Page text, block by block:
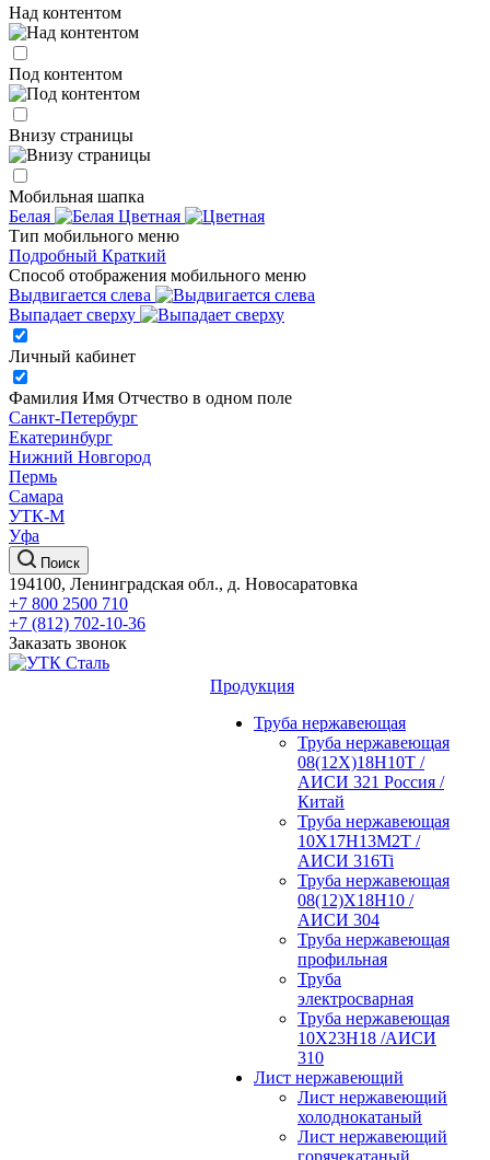
Над контентом
Под контентом
Внизу страницы
Мобильная шапка
Белая
Цветная
Тип мобильного меню
Подробный Краткий
Способ отображения мобильного меню
Выдвигается слева
Выпадает сверху
Личный кабинет
Фамилия Имя Отчество в одном поле
Санкт-Петербург
Екатеринбург
Нижний Новгород
Пермь
Самара
УТК-М
Уфа
Поиск
194100, Ленинградская обл., д. Новосаратовка
+7 800 2500 710
+7 (812) 702-10-36
Заказать звонок
Продукция
Труба нержавеющая
Труба нержавеющая
08(12Х)18Н10Т /
АИСИ 321 Россия /
Китай
Труба нержавеющая
10Х17Н13М2Т /
АИСИ 316Ti
Труба нержавеющая
08(12)Х18Н10 /
АИСИ 304
Труба нержавеющая
профильная
Труба
электросварная
Труба нержавеющая
10Х23Н18 /АИСИ
310
Лист нержавеющий
Лист нержавеющий
холоднокатаный
Лист нержавеющий
горячекатаный